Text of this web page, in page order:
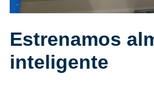
Estrenamos
inteligente